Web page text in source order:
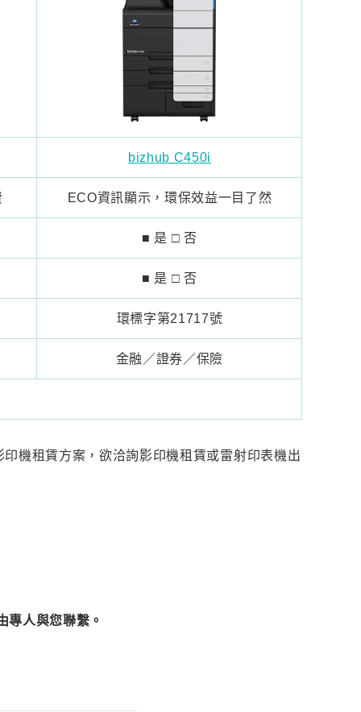
bizhub C450i
ECO資訊顯示，環保效益一目了然
■ 是 □ 否
■ 是 □ 否
環標字第21717號
金融／證券／保險
機租賃方案，欲洽詢影印機租賃或雷射印表機出
專人與您聯繫。